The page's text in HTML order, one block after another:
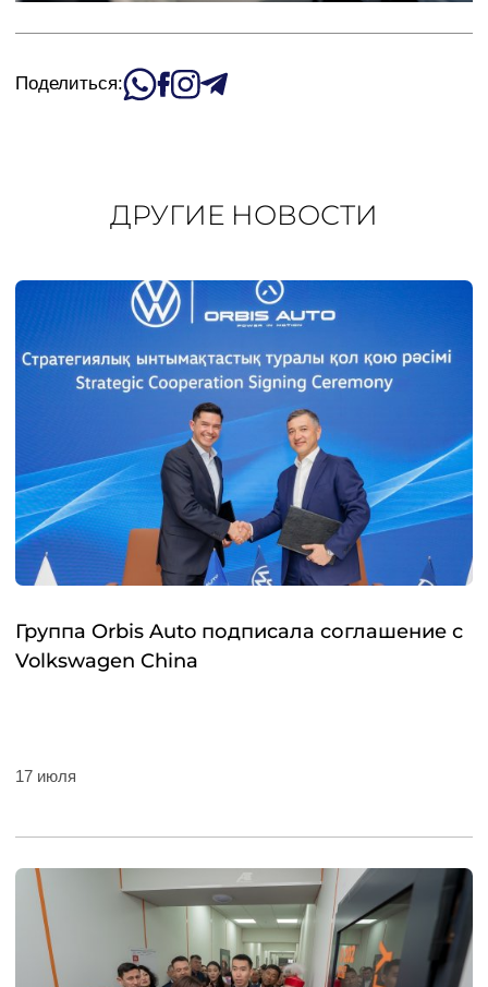
Поделиться:
ДРУГИЕ НОВОСТИ
Группа Orbis Auto подписала соглашение с
Volkswagen China
17 июля